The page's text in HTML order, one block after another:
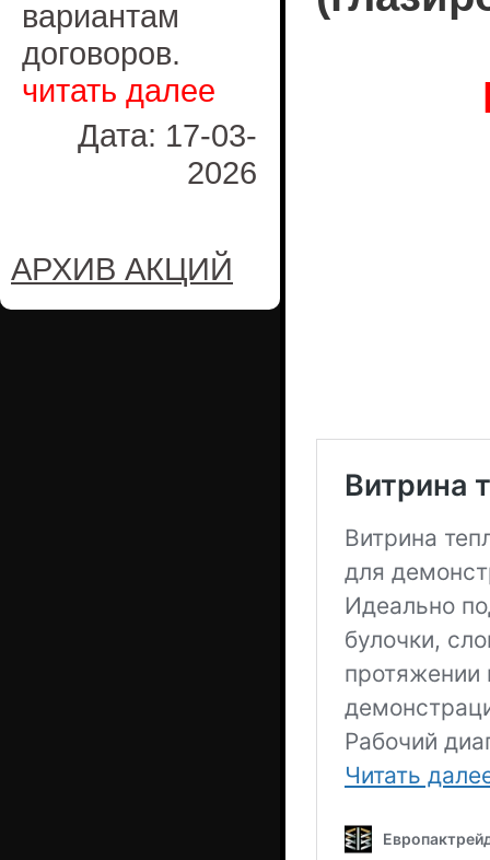
вариантам
договоров.
читать далее
Дата: 17-03-
2026
АРХИВ АКЦИЙ